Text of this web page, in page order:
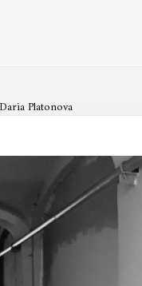
Platonova